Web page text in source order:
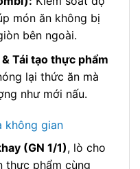
món ăn không bị
bên ngoài.
Tái tạo thực phẩm
lại thức ăn mà
như mới nấu.
không gian
(GN 1/1), lò cho
thực phẩm cùng